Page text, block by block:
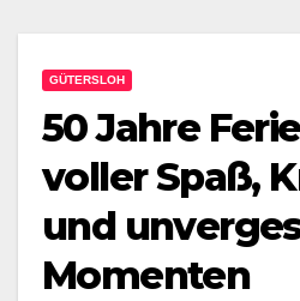
GÜTERSLOH
50 Jahre
voller Spaß,
und
Momenten